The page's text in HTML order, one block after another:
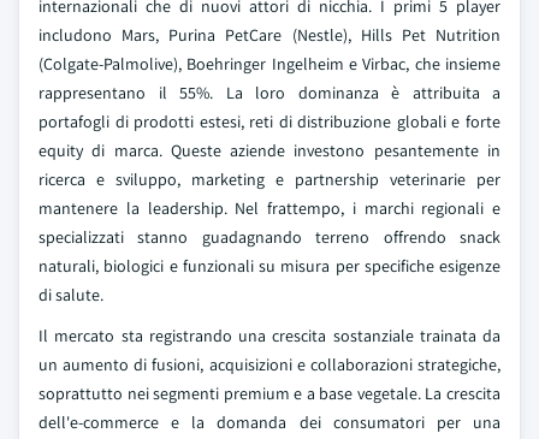
internazionali che di nuovi attori di nicchia. I primi 5 player
includono Mars, Purina PetCare (Nestle), Hills Pet Nutrition
(Colgate-Palmolive), Boehringer Ingelheim e Virbac, che insieme
rappresentano il 55%. La loro dominanza è attribuita a
portafogli di prodotti estesi, reti di distribuzione globali e forte
equity di marca. Queste aziende investono pesantemente in
ricerca e sviluppo, marketing e partnership veterinarie per
mantenere la leadership. Nel frattempo, i marchi regionali e
specializzati stanno guadagnando terreno offrendo snack
naturali, biologici e funzionali su misura per specifiche esigenze
di salute.
Il mercato sta registrando una crescita sostanziale trainata da
un aumento di fusioni, acquisizioni e collaborazioni strategiche,
soprattutto nei segmenti premium e a base vegetale. La crescita
dell'e-commerce e la domanda dei consumatori per una